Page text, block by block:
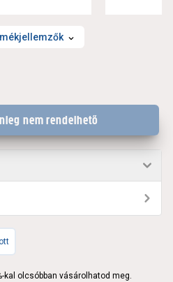
nem rendelhető
kal olcsóbban vásárolhatod meg.